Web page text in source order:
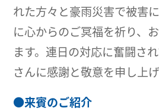
れた方々と豪雨災害で被害
に心からのご冥福を祈り、
ます。連日の対応に奮闘さ
さんに感謝と敬意を申し上げ
●来賓のご紹介